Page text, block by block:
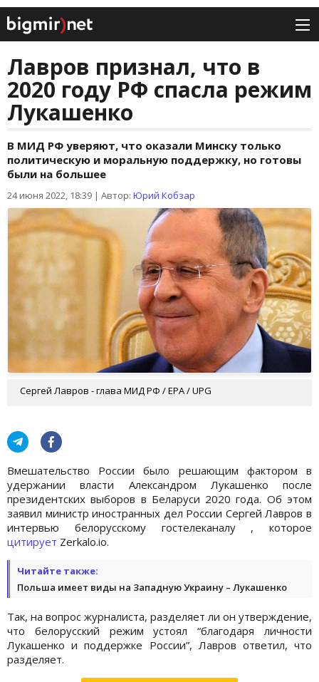
Лавров признал, что в
2020 году РФ спасла режим
Лукашенко
В МИД РФ уверяют, что оказали Минску только
политическую и моральную поддержку, но готовы
были на большее
24 июня 2022, 18:39 | Автор: Юрий Кобзар
Сергей Лавров - глава МИД РФ / EPA / UPG
Вмешательство России было решающим фактором в
удержании власти Александром Лукашенко после
президентских выборов в Беларуси 2020 года. Об этом
заявил министр иностранных дел России Сергей Лавров в
интервью белорусскому гостелеканалу , которое
цитирует Zerkalo.io.
Читайте также:
Польша имеет виды на Западную Украину – Лукашенко
Так, на вопрос журналиста, разделяет ли он утверждение,
что белорусский режим устоял “благодаря личности
Лукашенко и поддержке России”, Лавров ответил, что
разделяет.